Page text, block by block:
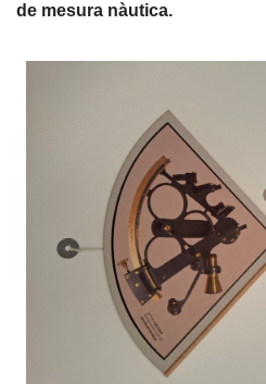
de mesura nàutica.